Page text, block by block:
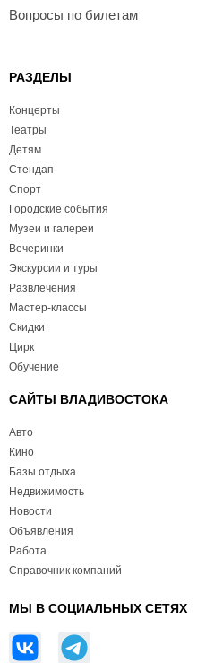
Вопросы по билетам
РАЗДЕЛЫ
Концерты
Театры
Детям
Стендап
Спорт
Городские события
Музеи и галереи
Вечеринки
Экскурсии и туры
Развлечения
Мастер-классы
Скидки
Цирк
Обучение
САЙТЫ ВЛАДИВОСТОКА
Авто
Кино
Базы отдыха
Недвижимость
Новости
Объявления
Работа
Справочник компаний
МЫ В СОЦИАЛЬНЫХ СЕТЯХ